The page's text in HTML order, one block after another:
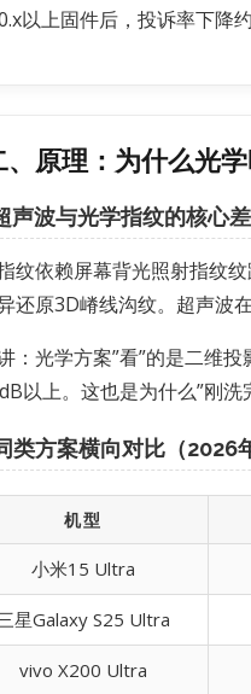
以上固件后，投诉率下降约
、原理：为什么光
声波与光学指纹的核心
纹依赖屏幕背光照射指纹
还原3D嵴线沟纹。超声波
：光学方案”看”的是二维
以上。这也是为什么”刚
类方案横向对比（2026
机型
小米15 Ultra
星Galaxy S25 Ultra
vivo X200 Ultra